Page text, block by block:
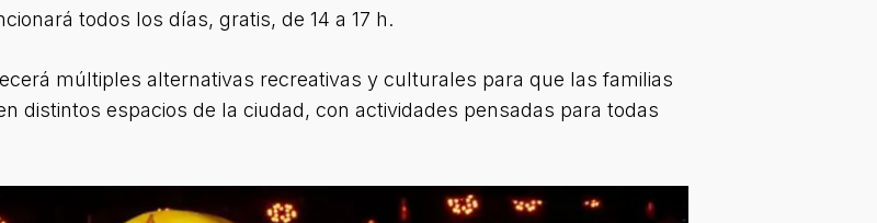
todos los días, gratis, de 14 a 17 h.
múltiples alternativas recreativas y culturales para que las familias
distintos espacios de la ciudad, con actividades pensadas para todas